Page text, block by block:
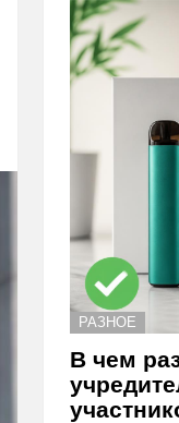
РАЗНОЕ
В чем